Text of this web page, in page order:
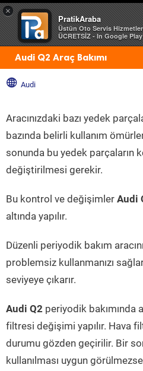
×
PratikAraba
Üstün Oto Servis
ÜCRETSİZ - In Google Play
Audi Q2 Araç Bakımı
Audi
Aracınızdaki bazı yedek
bazında belirli kullanım
sonunda bu yedek parçaların
değiştirilmesi gerekir.
Bu kontrol ve değişimler Audi
altında yapılır.
Düzenli periyodik bakım
problemsiz kullanmanızı
seviyeye çıkarır.
Audi Q2 periyodik bakımında
filtresi değişimi yapılır. Hava
durumu gözden geçirilir. Bir
kullanılması uygun